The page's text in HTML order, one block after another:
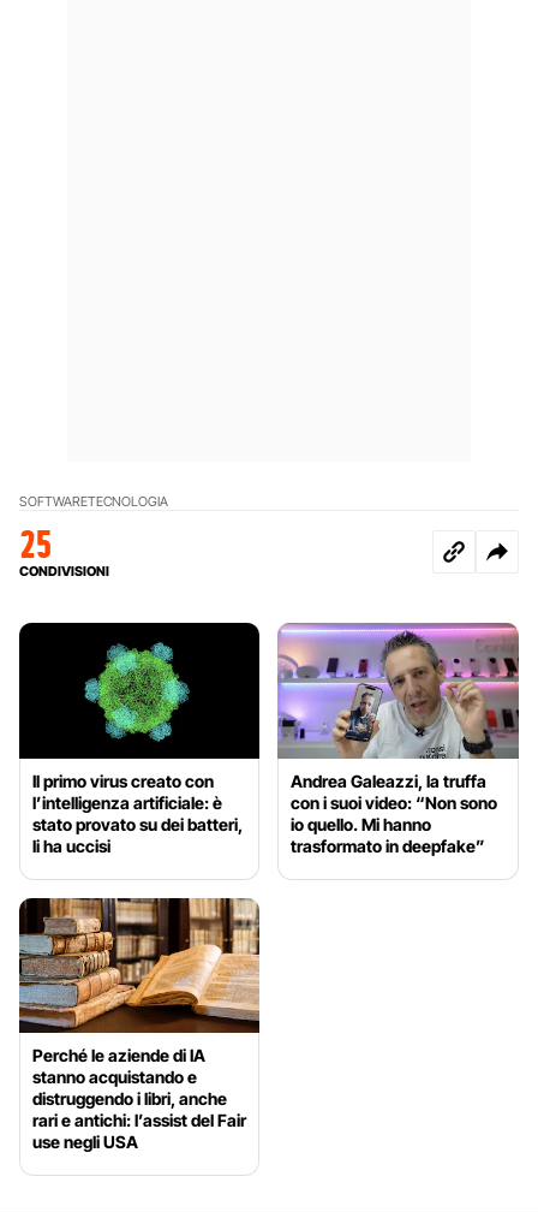
SOFTWARETECNOLOGIA
25
CONDIVISIONI
Il primo virus creato con
l’intelligenza artificiale: è
stato provato su dei batteri,
li ha uccisi
Andrea Galeazzi, la truffa
con i suoi video: “Non sono
io quello. Mi hanno
trasformato in deepfake”
Perché le aziende di IA
stanno acquistando e
distruggendo i libri, anche
rari e antichi: l’assist del Fair
use negli USA